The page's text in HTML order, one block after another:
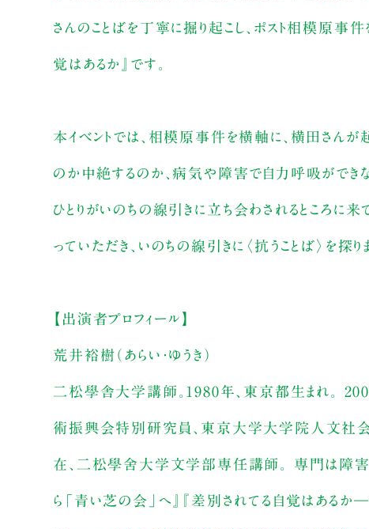
さんのことばを丁寧に掘り起こし、ポスト相模原事
覚はあるか』です。
本イベントでは、相模原事件を横軸に、横田さん
のか中絶するのか、病気や障害で自力呼吸ができ
ひとりがいのちの線引きに立ち会わされるところに
っていただき、いのちの線引きに〈抗うことば〉を探り
【出演者プロフィール】
荒井裕樹（あらい・ゆうき）
二松學舎大学講師。1980年、東京都生まれ。
術振興会特別研究員、東京大学大学院人文社
在、二松學舍大学文学部専任講師。 専門は障
ら「青い芝の会」へ』『差別されてる自覚はある